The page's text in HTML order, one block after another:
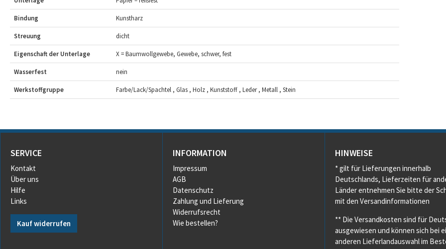
Bindung Kunstharz
Streuung dicht
Eigenschaft der Unterlage X = Baumwollgewebe, Gewebe, schwer, fest
Wasserfest nein
Werkstoffgruppe Farbe/Lack/Spachtel , Glas , Holz , Kunststoff , Leder , Metall , Stein
SERVICE
Kontakt
Über uns
Hilfe
Links
Kauf widerrufen
INFORMATION
Impressum
AGB
Datenschutz
Zahlung und Lieferung
Widerrufsrecht
Wie bestellen?
HINWEISE
* gilt für Lieferungen innerhalb
Deutschlands, Lieferzeiten für
Länder entnehmen Sie bitte der
mit den Versandinformationen
** Die Versandkosten sind für
ausgewiesen und können sich bei
anderen Lieferlandauswahl im